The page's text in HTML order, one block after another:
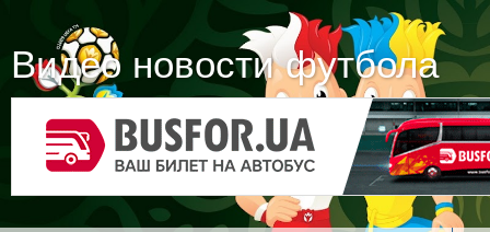
Видео новости футбола